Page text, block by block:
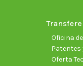
Oficina
Patentes
Oferta